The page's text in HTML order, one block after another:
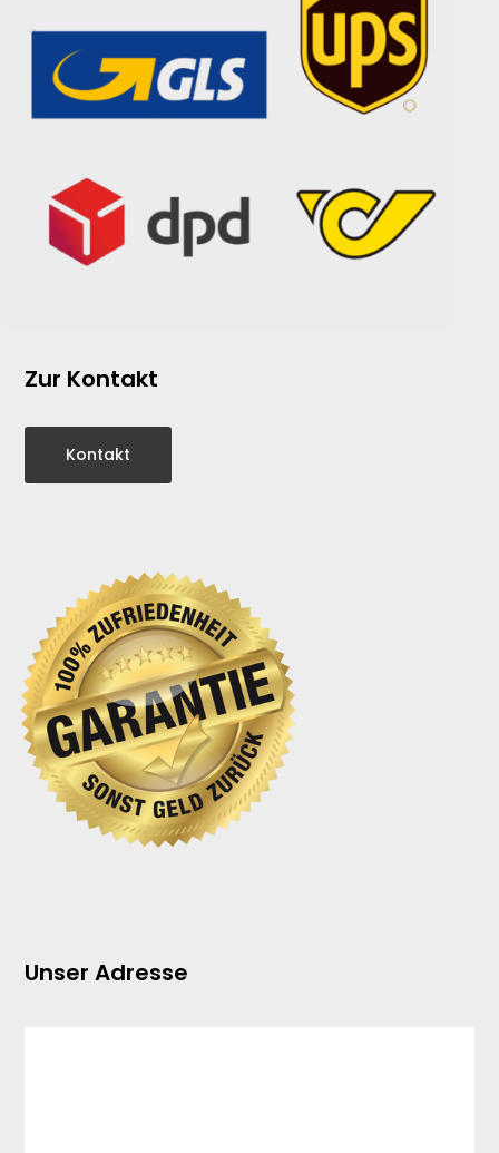
Zur Kontakt
Kontakt
Unser Adresse